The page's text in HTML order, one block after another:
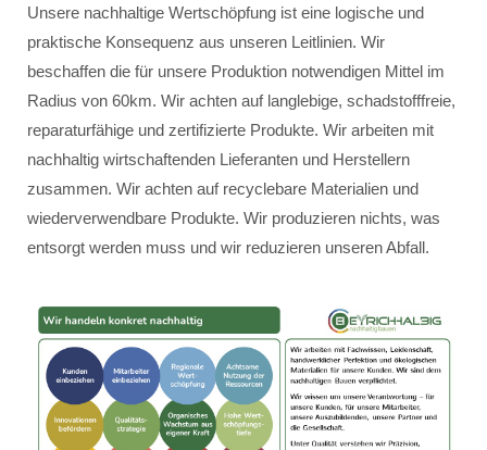
Unsere nachhaltige Wertschöpfung ist eine logische und
praktische Konsequenz aus unseren Leitlinien. Wir
beschaffen die für unsere Produktion notwendigen Mittel im
Radius von 60km. Wir achten auf langlebige, schadstofffreie,
reparaturfähige und zertifizierte Produkte. Wir arbeiten mit
nachhaltig wirtschaftenden Lieferanten und Herstellern
zusammen. Wir achten auf recyclebare Materialien und
wiederverwendbare Produkte. Wir produzieren nichts, was
entsorgt werden muss und wir reduzieren unseren Abfall.